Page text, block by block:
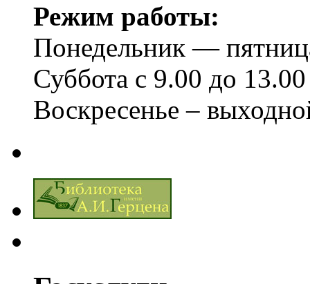
Режим работы:
Понедельник —
Суббота с 9.00 до 13.00
Воскресенье –